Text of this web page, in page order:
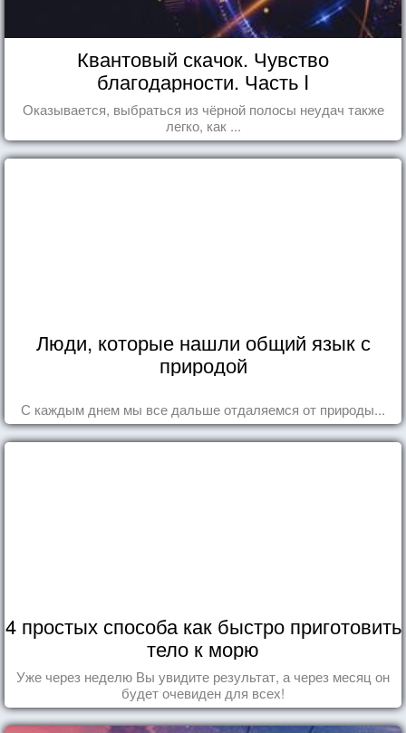
Квантовый скачок. Чувство
благодарности. Часть I
Оказывается, выбраться из чёрной полосы неудач также
легко, как ...
Люди, которые нашли общий язык с
природой
С каждым днем мы все дальше отдаляемся от природы...
4 простых способа как быстро приготовить
тело к морю
Уже через неделю Вы увидите результат, а через месяц он
будет очевиден для всех!